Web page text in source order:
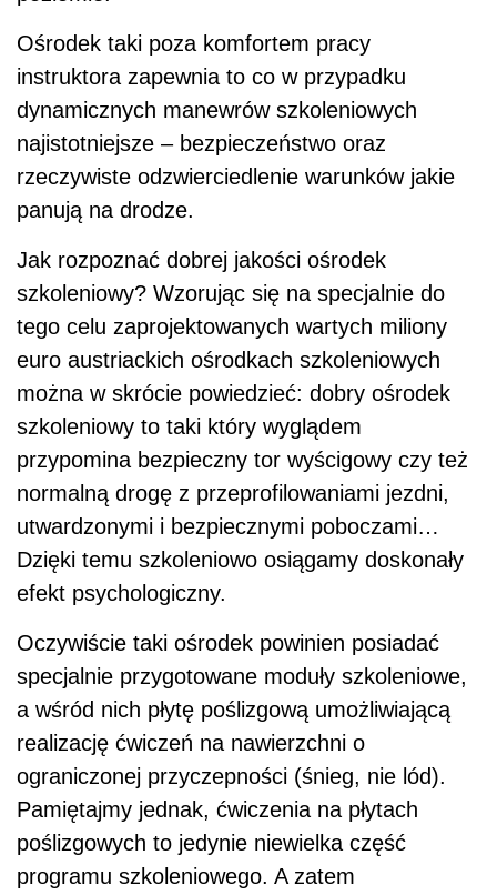
Ośrodek taki poza komfortem pracy
instruktora zapewnia to co w przypadku
dynamicznych manewrów szkoleniowych
najistotniejsze – bezpieczeństwo oraz
rzeczywiste odzwierciedlenie warunków jakie
panują na drodze.
Jak rozpoznać dobrej jakości ośrodek
szkoleniowy? Wzorując się na specjalnie do
tego celu zaprojektowanych wartych miliony
euro austriackich ośrodkach szkoleniowych
można w skrócie powiedzieć: dobry ośrodek
szkoleniowy to taki który wyglądem
przypomina bezpieczny tor wyścigowy czy też
normalną drogę z przeprofilowaniami jezdni,
utwardzonymi i bezpiecznymi poboczami…
Dzięki temu szkoleniowo osiągamy doskonały
efekt psychologiczny.
Oczywiście taki ośrodek powinien posiadać
specjalnie przygotowane moduły szkoleniowe,
a wśród nich płytę poślizgową umożliwiającą
realizację ćwiczeń na nawierzchni o
ograniczonej przyczepności (śnieg, nie lód).
Pamiętajmy jednak, ćwiczenia na płytach
poślizgowych to jedynie niewielka część
programu szkoleniowego. A zatem